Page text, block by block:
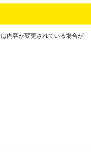
内容が変更されている場合が